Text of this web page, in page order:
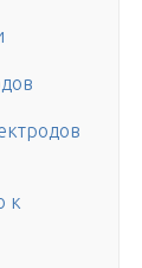
к